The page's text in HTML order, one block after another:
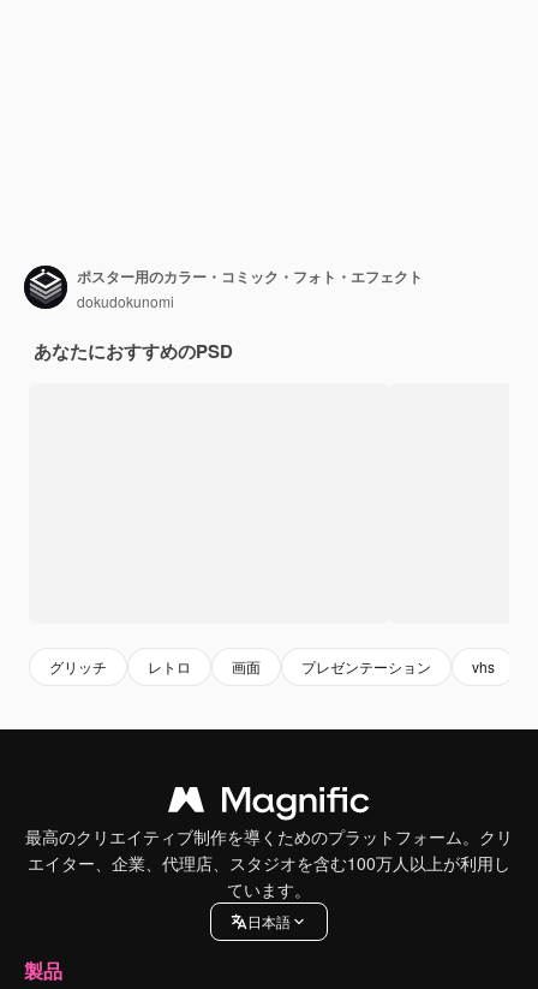
ポスター用のカラー・コミック・フォト・エフェクト
dokudokunomi
あなたにおすすめのPSD
グリッチ レトロ 画面 プレゼンテーション vhs
最高のクリエイティブ制作を導くためのプラットフォーム。クリ
エイター、企業、代理店、スタジオを含む100万人以上が利用し
ています。
日本語
製品